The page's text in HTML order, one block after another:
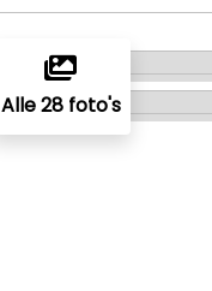
Alle 28 foto's